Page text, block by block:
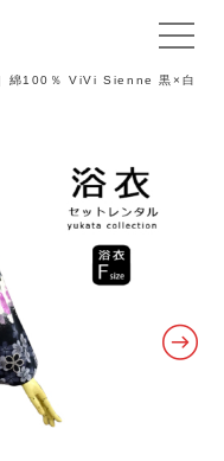
メ
ニ
綿100％ ViVi Sienne 黒×白